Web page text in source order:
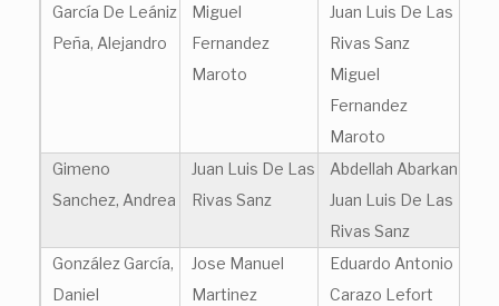
García De Leániz
Peña, Alejandro
Miguel
Fernandez
Maroto
Juan Luis De Las
Rivas Sanz
Miguel
Fernandez
Maroto
Gimeno
Sanchez, Andrea
Juan Luis De Las
Rivas Sanz
Abdellah Abarkan
Juan Luis De Las
Rivas Sanz
González García,
Daniel
Jose Manuel
Martinez
Eduardo Antonio
Carazo Lefort